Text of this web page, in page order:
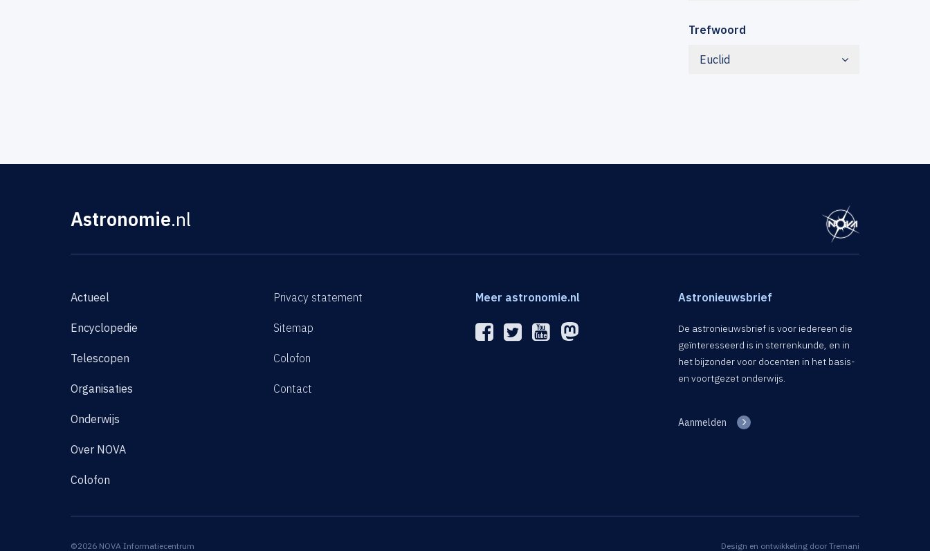
Trefwoord
Euclid
Astronomie.nl
Actueel
Encyclopedie
Telescopen
Organisaties
Onderwijs
Over NOVA
Colofon
Privacy statement
Sitemap
Colofon
Contact
Meer astronomie.nl Astronieuwsbrief
De astronieuwsbrief is voor iedereen die
geïnteresseerd is in sterrenkunde, en in
het bijzonder voor docenten in het basis-
en voortgezet onderwijs.
Aanmelden
©2026 NOVA Informatiecentrum Design en ontwikkeling door Tremani